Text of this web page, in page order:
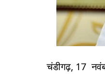
चंडीगढ़, 17